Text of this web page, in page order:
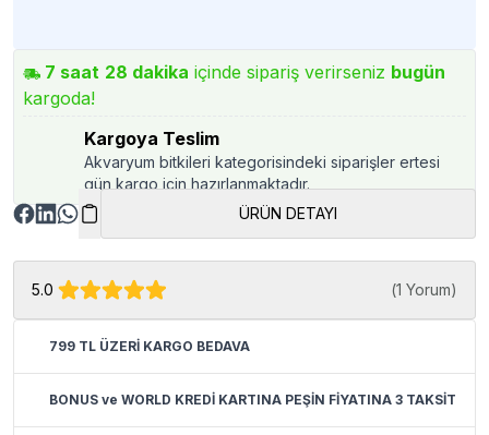
7 saat 28 dakika içinde sipariş verirseniz bugün
kargoda!
Kargoya Teslim
Akvaryum bitkileri kategorisindeki siparişler ertesi
gün kargo için hazırlanmaktadır.
ÜRÜN DETAYI
5.0 (1 Yorum)
799 TL ÜZERİ KARGO BEDAVA
BONUS ve WORLD KREDİ KARTINA PEŞİN FİYATINA 3 TAKSİT